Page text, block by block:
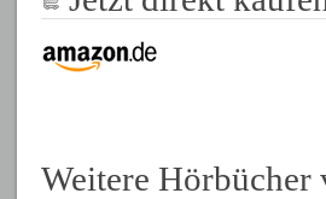
Weitere Hörbücher